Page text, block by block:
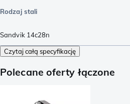
Rodzaj stali
Sandvik 14c28n
Czytaj całą specyfikację
Polecane oferty łączone